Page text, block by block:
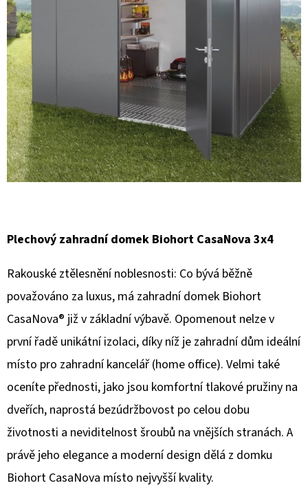
Plechový zahradní domek Biohort CasaNova 3x4
Rakouské ztělesnění noblesnosti: Co bývá běžně
považováno za luxus, má zahradní domek Biohort
CasaNova® již v základní výbavě. Opomenout nelze v
první řadě unikátní izolaci, díky níž je zahradní dům ideální
místo pro zahradní kancelář (home office). Velmi také
oceníte přednosti, jako jsou komfortní tlakové pružiny na
dveřích, naprostá bezúdržbovost po celou dobu
životnosti a neviditelnost šroubů na vnějších stranách. A
právě jeho elegance a moderní design dělá z domku
Biohort CasaNova místo nejvyšší kvality.
N
A
J
Í
T
?
D
O
P
O
R
Č
U
J
E
M
E